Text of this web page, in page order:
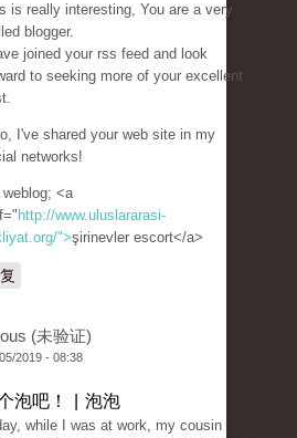
is really interesting, You are a very
blogger.
joined your rss feed and look
to seeking more of your excellent
I've shared your web site in my
networks!
weblog; <a
http://www.uluslararasi-
">şirinevler escort</a>
(未验证)
2019 - 08:38
泡吧！ | 泡泡
while I was at work, my cousin